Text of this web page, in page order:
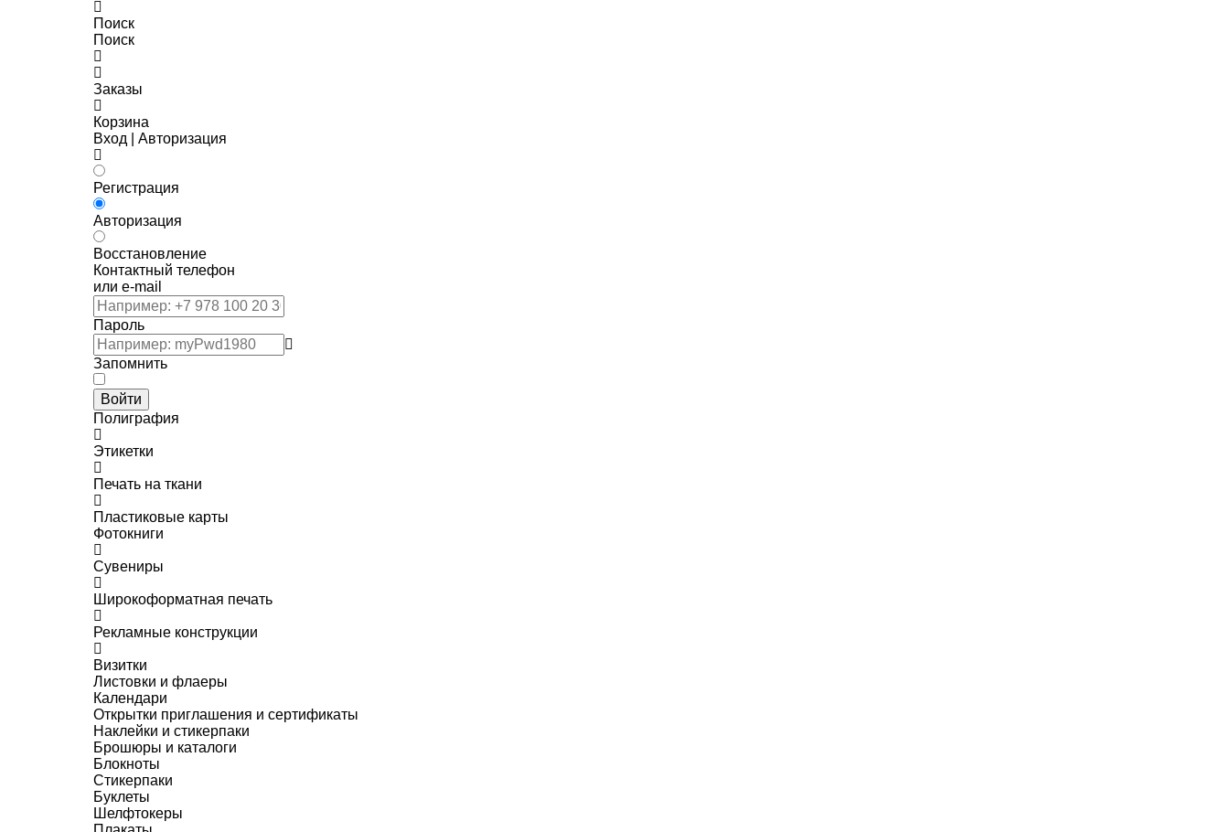
Поиск
Поиск
Заказы
Корзина
Вход | Авторизация
Регистрация
Авторизация
Восстановление
Контактный телефон
или e-mail
Пароль
Запомнить
Войти
Полиграфия
Этикетки
Печать на ткани
Пластиковые карты
Фотокниги
Сувениры
Широкоформатная печать
Рекламные конструкции
Визитки
Листовки и флаеры
Календари
Открытки приглашения и сертификаты
Наклейки и стикерпаки
Брошюры и каталоги
Блокноты
Стикерпаки
Буклеты
Шелфтокеры